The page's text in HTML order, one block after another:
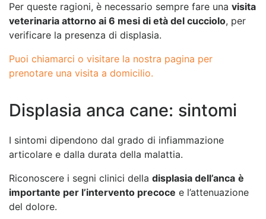
Per queste ragioni, è necessario sempre fare una visita
veterinaria attorno ai 6 mesi di età del cucciolo, per
verificare la presenza di displasia.
Puoi chiamarci o visitare la nostra pagina per
prenotare una visita a domicilio.
Displasia anca cane: sintomi
I sintomi dipendono dal grado di infiammazione
articolare e dalla durata della malattia.
Riconoscere i segni clinici della displasia dell’anca è
importante per l’intervento precoce e l’attenuazione
del dolore.